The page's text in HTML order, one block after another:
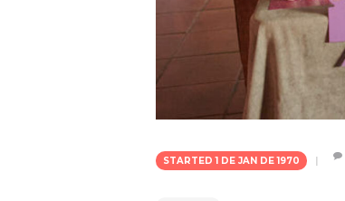
STARTED1 DE JAN DE 1970